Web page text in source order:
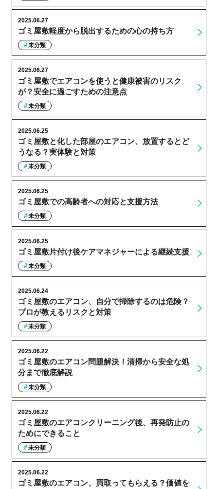
ゴミ屋敷軽度から脱出するための心の持ち方
2025.06.27
未分類
ゴミ屋敷でエアコンを使うと健康被害のリスク
が？安全に過ごすための注意点
2025.06.27
未分類
ゴミ屋敷と化した部屋のエアコン、放置するとど
うなる？実体験と対策
2025.06.25
未分類
ゴミ屋敷での高齢者への対応と支援方法
2025.06.25
未分類
ゴミ屋敷片付け後ケアマネジャーによる継続支援
2025.06.25
未分類
ゴミ屋敷のエアコン、自分で掃除するのは危険？
プロが教えるリスクと対策
2025.06.24
未分類
ゴミ屋敷のエアコン問題解決！清掃から安全な処
分まで徹底解説
2025.06.22
未分類
ゴミ屋敷のエアコンクリーニング後、再発防止の
ためにできること
2025.06.22
未分類
ゴミ屋敷のエアコン、買取ってもらえる？価値を
2025.06.22